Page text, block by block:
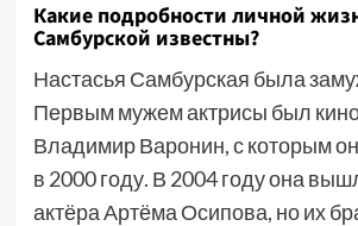
Какие подробности личной
Самбурской известны?
Настасья Самбурская была
Первым мужем актрисы был
Владимир Варонин, с которым
в 2000 году. В 2004 году она
актёра Артёма Осипова, но их